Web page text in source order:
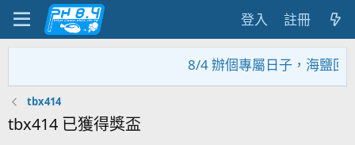
登入 註冊
8/4 辦個專屬日子，海鹽回
tbx414
tbx414 已獲得獎盃